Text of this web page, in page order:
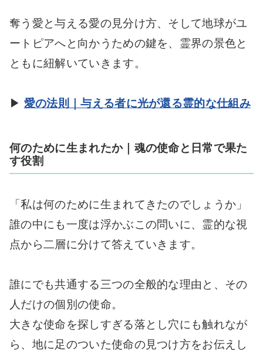
奪う愛と与える愛の見分け方、そして地球がユ
ートピアへと向かうための鍵を、霊界の景色と
ともに紐解いていきます。
▶ 愛の法則｜与える者に光が還る霊的な仕組み
何のために生まれたか｜魂の使命と日常で果た
す役割
「私は何のために生まれてきたのでしょうか」
誰の中にも一度は浮かぶこの問いに、霊的な視
点から二層に分けて答えていきます。
誰にでも共通する三つの全般的な理由と、その
人だけの個別の使命。
大きな使命を探しすぎる落とし穴にも触れなが
ら、地に足のついた使命の見つけ方をお伝えし